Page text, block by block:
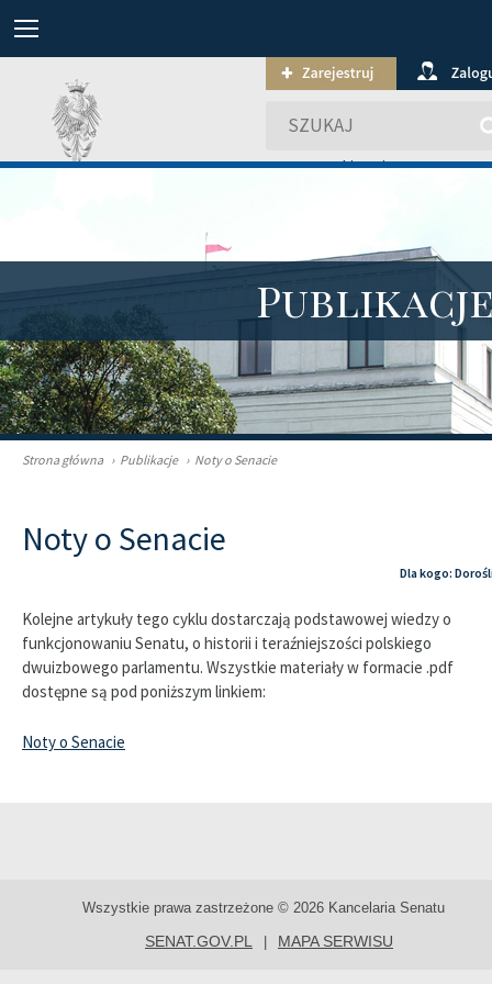
wyszukiwanie
Strona główna › Publikacje › Noty o Senacie
Noty o Senacie
Dla kogo:
Kolejne artykuły tego cyklu dostarczają podstawowej wiedzy o
funkcjonowaniu Senatu, o historii i teraźniejszości polskiego
dwuizbowego parlamentu. Wszystkie materiały w formacie .pdf
dostępne są pod poniższym linkiem:
Noty o Senacie
Wszystkie prawa zastrzeżone © 2026 Kancelaria Senatu
SENAT.GOV.PL MAPA SERWISU